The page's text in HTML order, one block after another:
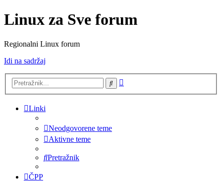
Linux za Sve forum
Regionalni Linux forum
Idi na sadržaj
Pretražnik
Linki
Neodgovorene teme
Aktivne teme
Pretražnik
ČPP